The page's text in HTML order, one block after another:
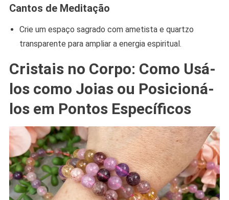
Cantos de Meditação
Crie um espaço sagrado com ametista e quartzo
transparente para ampliar a energia espiritual.
Cristais no Corpo: Como Usá-
los como Joias ou Posicioná-
los em Pontos Específicos